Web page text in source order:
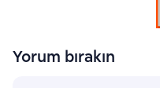
Yorum bırakın